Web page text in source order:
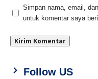
Simpan nama, email,
untuk komentar saya
Follow US